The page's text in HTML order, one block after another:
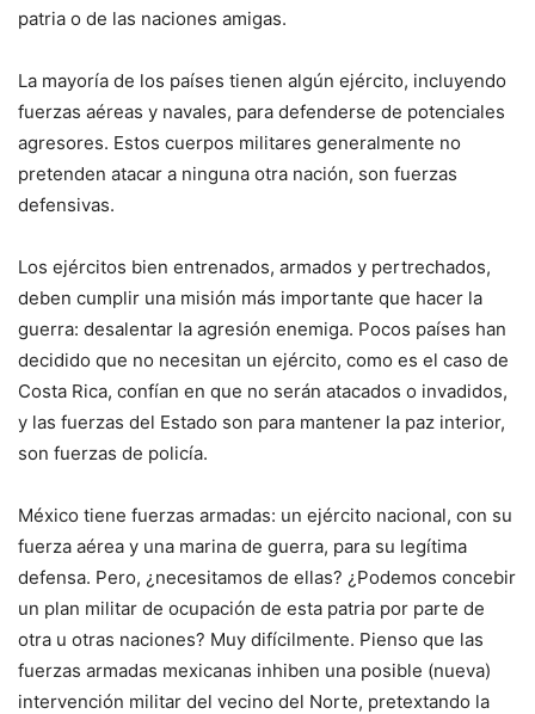
patria o de las naciones amigas.
La mayoría de los países tienen algún ejército, incluyendo
fuerzas aéreas y navales, para defenderse de potenciales
agresores. Estos cuerpos militares generalmente no
pretenden atacar a ninguna otra nación, son fuerzas
defensivas.
Los ejércitos bien entrenados, armados y pertrechados,
deben cumplir una misión más importante que hacer la
guerra: desalentar la agresión enemiga. Pocos países han
decidido que no necesitan un ejército, como es el caso de
Costa Rica, confían en que no serán atacados o invadidos,
y las fuerzas del Estado son para mantener la paz interior,
son fuerzas de policía.
México tiene fuerzas armadas: un ejército nacional, con su
fuerza aérea y una marina de guerra, para su legítima
defensa. Pero, ¿necesitamos de ellas? ¿Podemos concebir
un plan militar de ocupación de esta patria por parte de
otra u otras naciones? Muy difícilmente. Pienso que las
fuerzas armadas mexicanas inhiben una posible (nueva)
intervención militar del vecino del Norte, pretextando la